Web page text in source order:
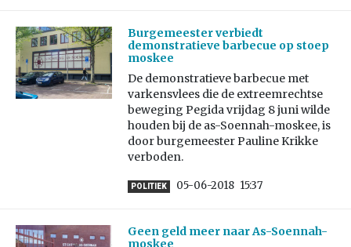
Burgemeester verbiedt
demonstratieve barbecue op stoep
moskee
De demonstratieve barbecue met
varkensvlees die de extreemrechtse
beweging Pegida vrijdag 8 juni wilde
houden bij de as-Soennah-moskee, is
door burgemeester Pauline Krikke
verboden.
POLITIEK 05-06-2018 15:37
Geen geld meer naar As-Soennah-
moskee